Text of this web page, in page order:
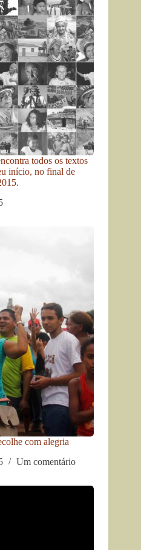
todos os textos
início, no final de
com alegria
Um comentário